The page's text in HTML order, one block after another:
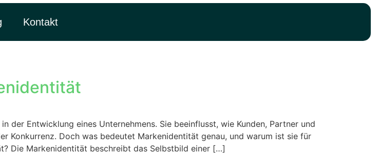
Kontakt
der Entwicklung eines Unternehmens. Sie beeinflusst, wie Kunden, Partner und
Konkurrenz. Doch was bedeutet Markenidentität genau, und warum ist sie für
Die Markenidentität beschreibt das Selbstbild einer […]